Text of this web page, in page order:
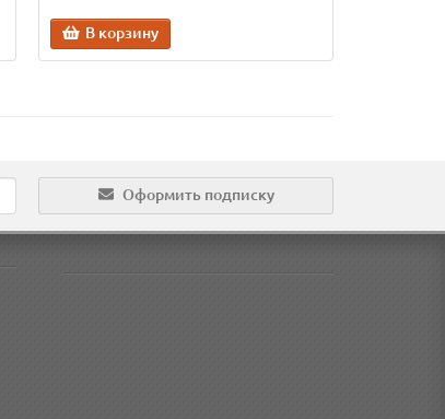
В корзину
Оформить подписку